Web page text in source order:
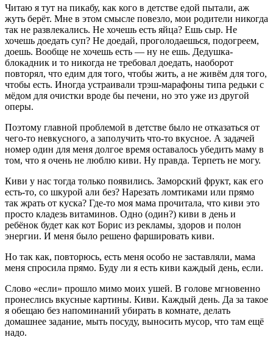
Читаю я тут на пикабу, как кого в детстве едой пытали, аж
жуть берёт. Мне в этом смысле повезло, мои родители никогда
так не развлекались. Не хочешь есть яйца? Ешь сыр. Не
хочешь доедать суп? Не доедай, проголодаешься, подогреем,
доешь. Вообще не хочешь есть — ну не ешь. Дедушка-
блокадник и то никогда не требовал доедать, наоборот
повторял, что едим для того, чтобы жить, а не живём для того,
чтобы есть. Иногда устраивали трэш-марафоны типа редьки с
мёдом для очистки вроде бы печени, но это уже из другой
оперы.
Поэтому главной проблемой в детстве было не отказаться от
чего-то невкусного, а заполучить что-то вкусное. А задачей
номер один для меня долгое время оставалось убедить маму в
том, что я очень не люблю киви. Ну правда. Терпеть не могу.
Киви у нас тогда только появились. Заморский фрукт, как его
есть-то, со шкурой али без? Нарезать ломтиками или прямо
так жрать от куска? Где-то моя мама прочитала, что киви это
просто кладезь витаминов. Одно (один?) киви в день и
ребёнок будет как кот Борис из рекламы, здоров и полон
энергии. И меня было решено фаршировать киви.
Но так как, повторюсь, есть меня особо не заставляли, мама
меня спросила прямо. Буду ли я есть киви каждый день, если.
Слово «если» прошло мимо моих ушей. В голове мгновенно
пронеслись вкусные картины. Киви. Каждый день. Да за такое
я обещаю без напоминаний убирать в комнате, делать
домашнее задание, мыть посуду, выносить мусор, что там ещё
надо.